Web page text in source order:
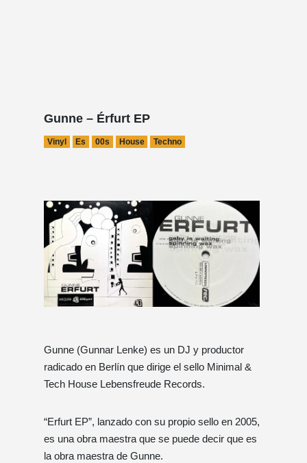
Gunne – Érfurt EP
Vinyl Es 00s House Techno
Gunne (Gunnar Lenke) es un DJ y productor
radicado en Berlín que dirige el sello Minimal &
Tech House Lebensfreude Records.
“Erfurt EP”, lanzado con su propio sello en 2005,
es una obra maestra que se puede decir que es
la obra maestra de Gunne.